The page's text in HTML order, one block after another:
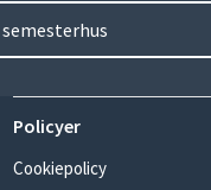
Policyer
Cookiepolicy